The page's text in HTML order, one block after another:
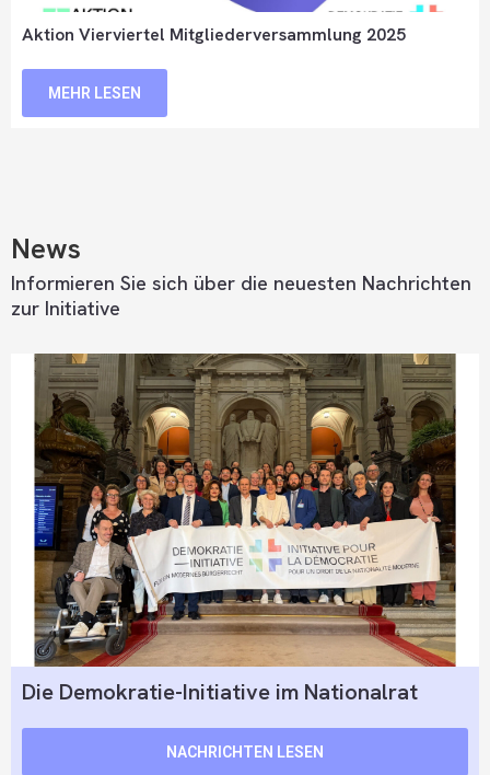
Aktion Vierviertel Mitgliederversammlung 2025
MEHR LESEN
News
Informieren Sie sich über die neuesten Nachrichten
zur Initiative
Die Demokratie-Initiative im Nationalrat
NACHRICHTEN LESEN